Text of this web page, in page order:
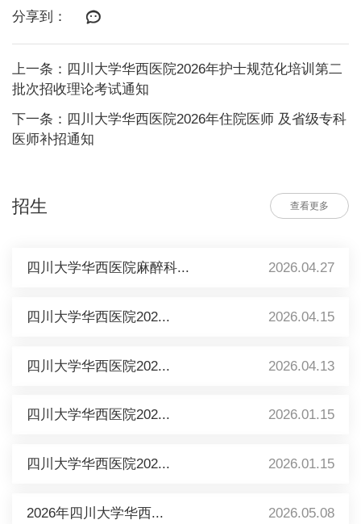
分享到：
上一条：四川大学华西医院2026年护士规范化培训第二
批次招收理论考试通知
下一条：四川大学华西医院2026年住院医师 及省级专科
医师补招通知
招生 查看更多
四川大学华西医院麻醉科... 2026.04.27
四川大学华西医院202... 2026.04.15
四川大学华西医院202... 2026.04.13
四川大学华西医院202... 2026.01.15
四川大学华西医院202... 2026.01.15
2026年四川大学华西... 2026.05.08